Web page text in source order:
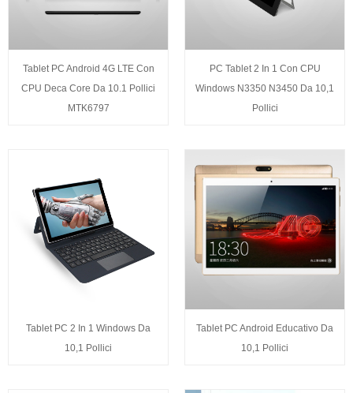
Tablet PC Android 4G LTE Con
CPU Deca Core Da 10.1 Pollici
MTK6797
PC Tablet 2 In 1 Con CPU
Windows N3350 N3450 Da 10,1
Pollici
Tablet PC 2 In 1 Windows Da
10,1 Pollici
Tablet PC Android Educativo Da
10,1 Pollici